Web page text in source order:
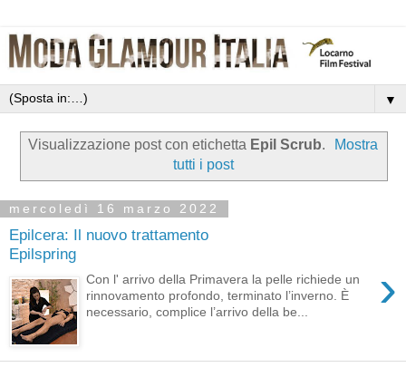
▼
Visualizzazione post con etichetta Epil Scrub.
Mostra
tutti i post
mercoledì 16 marzo 2022
Epilcera: Il nuovo trattamento
Epilspring
›
Con l' arrivo della Primavera la pelle richiede un
rinnovamento profondo, terminato l’inverno. È
necessario, complice l’arrivo della be...